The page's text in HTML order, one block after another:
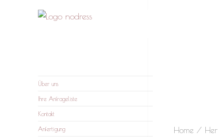
Über uns
Ihre Anfrageliste
Kontakt
Anfertigung Home /